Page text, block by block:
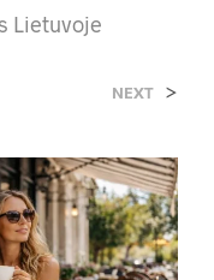
Lietuvoje
NEXT >